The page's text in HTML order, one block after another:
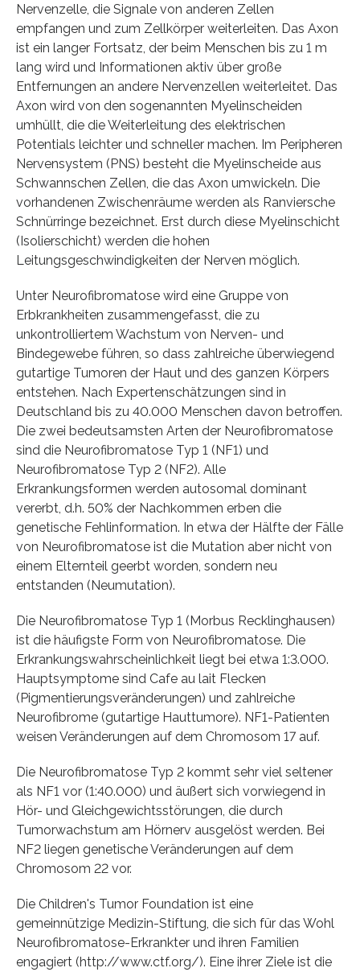
Nervenzelle, die Signale von anderen Zellen
empfangen und zum Zellkörper weiterleiten. Das Axon
ist ein langer Fortsatz, der beim Menschen bis zu 1 m
lang wird und Informationen aktiv über große
Entfernungen an andere Nervenzellen weiterleitet. Das
Axon wird von den sogenannten Myelinscheiden
umhüllt, die die Weiterleitung des elektrischen
Potentials leichter und schneller machen. Im Peripheren
Nervensystem (PNS) besteht die Myelinscheide aus
Schwannschen Zellen, die das Axon umwickeln. Die
vorhandenen Zwischenräume werden als Ranviersche
Schnürringe bezeichnet. Erst durch diese Myelinschicht
(Isolierschicht) werden die hohen
Leitungsgeschwindigkeiten der Nerven möglich.
Unter Neurofibromatose wird eine Gruppe von
Erbkrankheiten zusammengefasst, die zu
unkontrolliertem Wachstum von Nerven- und
Bindegewebe führen, so dass zahlreiche überwiegend
gutartige Tumoren der Haut und des ganzen Körpers
entstehen. Nach Expertenschätzungen sind in
Deutschland bis zu 40.000 Menschen davon betroffen.
Die zwei bedeutsamsten Arten der Neurofibromatose
sind die Neurofibromatose Typ 1 (NF1) und
Neurofibromatose Typ 2 (NF2). Alle
Erkrankungsformen werden autosomal dominant
vererbt, d.h. 50% der Nachkommen erben die
genetische Fehlinformation. In etwa der Hälfte der Fälle
von Neurofibromatose ist die Mutation aber nicht von
einem Elternteil geerbt worden, sondern neu
entstanden (Neumutation).
Die Neurofibromatose Typ 1 (Morbus Recklinghausen)
ist die häufigste Form von Neurofibromatose. Die
Erkrankungswahrscheinlichkeit liegt bei etwa 1:3.000.
Hauptsymptome sind Cafe au lait Flecken
(Pigmentierungsveränderungen) und zahlreiche
Neurofibrome (gutartige Hauttumore). NF1-Patienten
weisen Veränderungen auf dem Chromosom 17 auf.
Die Neurofibromatose Typ 2 kommt sehr viel seltener
als NF1 vor (1:40.000) und äußert sich vorwiegend in
Hör- und Gleichgewichtsstörungen, die durch
Tumorwachstum am Hörnerv ausgelöst werden. Bei
NF2 liegen genetische Veränderungen auf dem
Chromosom 22 vor.
Die Children's Tumor Foundation ist eine
gemeinnützige Medizin-Stiftung, die sich für das Wohl
Neurofibromatose-Erkrankter und ihren Familien
engagiert (http://www.ctf.org/). Eine ihrer Ziele ist die